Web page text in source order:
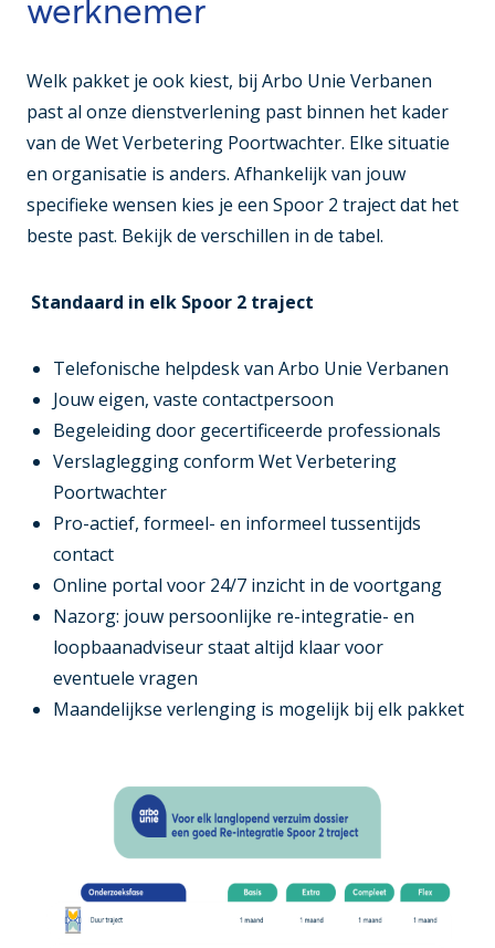
werknemer
Welk pakket je ook kiest, bij Arbo Unie Verbanen
past al onze dienstverlening past binnen het kader
van de Wet Verbetering Poortwachter. Elke situatie
en organisatie is anders. Afhankelijk van jouw
specifieke wensen kies je een Spoor 2 traject dat het
beste past. Bekijk de verschillen in de tabel.
Standaard in elk Spoor 2 traject
Telefonische helpdesk van Arbo Unie Verbanen
Jouw eigen, vaste contactpersoon
Begeleiding door gecertificeerde professionals
Verslaglegging conform Wet Verbetering
Poortwachter
Pro-actief, formeel- en informeel tussentijds
contact
Online portal voor 24/7 inzicht in de voortgang
Nazorg: jouw persoonlijke re-integratie- en
loopbaanadviseur staat altijd klaar voor
eventuele vragen
Maandelijkse verlenging is mogelijk bij elk pakket